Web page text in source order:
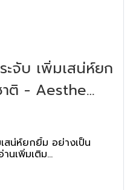
ะจับ เพิ่มเสน่ห์ยก
าติ - Aesthe
สน่ห์ยกยิ้ม อย่างเป็น
นเพิ่มเติม...